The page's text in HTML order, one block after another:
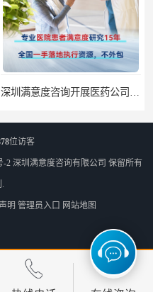
深圳满意度咨询开展医药公司顾客满意度调查
深圳满意度咨询论公众服务满意度调查的意义
位访客
-2 深圳满意度咨询有限公司 保留所有
明 管理员入口 网站地图